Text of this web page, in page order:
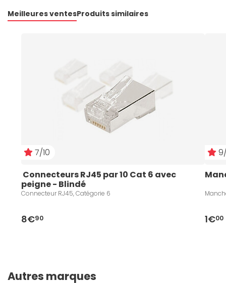
Meilleures ventesProduits similaires
7/10
peigne - Blindé
Connecteur RJ45, Catégorie 6
8€90 1€00
Autres marques